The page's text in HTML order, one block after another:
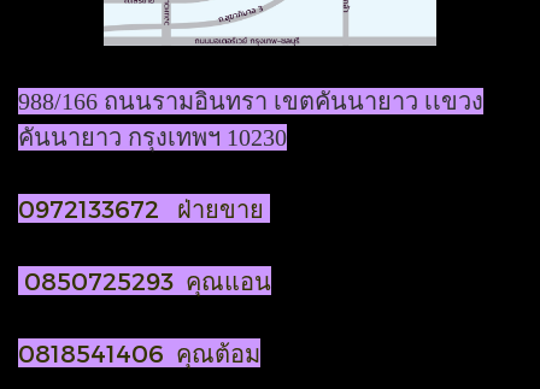
988/166 ถนนรามอินทรา เขตคันนายาว เเขวง
คันนายาว กรุงเทพฯ 10230
0972133672 ฝ่ายขาย
0850725293 คุณแอน
0818541406 คุณต้อม